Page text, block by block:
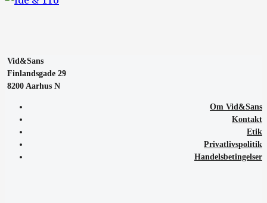
Vid&Sans
Finlandsgade 29
8200 Aarhus N
Om Vid&Sans
Kontakt
Etik
Privatlivspolitik
Handelsbetingelser